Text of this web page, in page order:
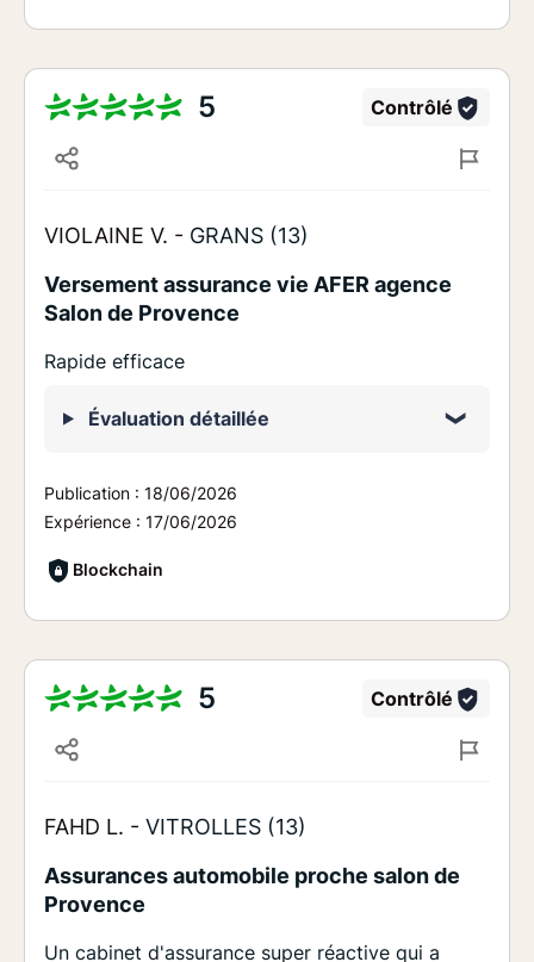
5 Contrôlé
VIOLAINE V. - GRANS (13)
Versement assurance vie AFER agence
Salon de Provence
Rapide efficace
Évaluation détaillée
Publication : 18/06/2026
Expérience : 17/06/2026
Blockchain
5 Contrôlé
FAHD L. - VITROLLES (13)
Assurances automobile proche salon de
Provence
Un cabinet d'assurance super réactive qui a